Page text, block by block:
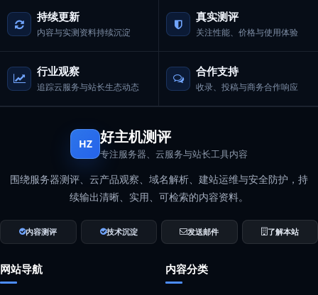
持续更新
内容与实测资料持续沉淀
真实测评
关注性能、价格与使用体验
行业观察
追踪云服务与站长生态动态
合作支持
收录、投稿与商务合作响应
HZ 好主机测评
专注服务器、云服务与站长工具内容
围绕服务器测评、云产品观察、域名解析、建站运维与安全防护，持
续输出清晰、实用、可检索的内容资料。
内容测评 技术沉淀 发送邮件 了解本站
网站导航 内容分类